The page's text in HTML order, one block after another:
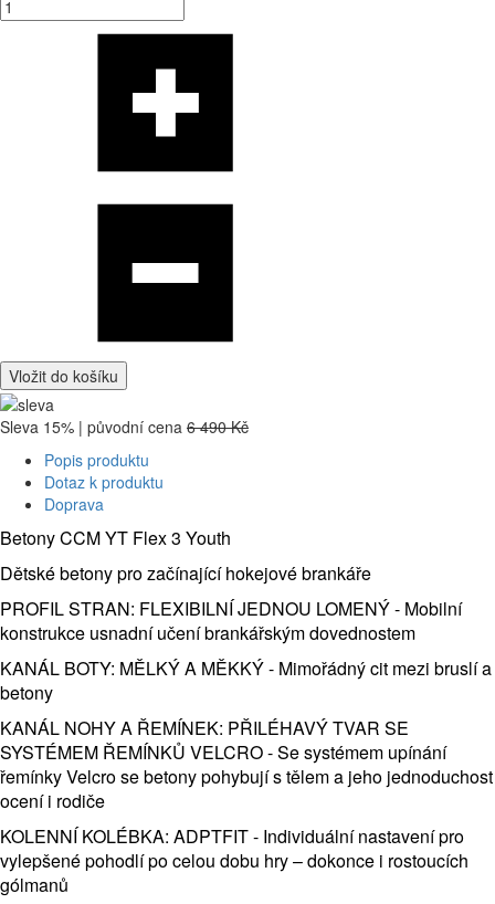
Vložit do košíku
Sleva 15% | původní cena 6 490 Kč
Popis produktu
Dotaz k produktu
Doprava
Betony CCM YT Flex 3 Youth
Dětské betony pro začínající hokejové brankáře
PROFIL STRAN: FLEXIBILNÍ JEDNOU LOMENÝ - Mobilní
konstrukce usnadní učení brankářským dovednostem
KANÁL BOTY: MĚLKÝ A MĚKKÝ - Mimořádný cit mezi bruslí a
betony
KANÁL NOHY A ŘEMÍNEK: PŘILÉHAVÝ TVAR SE
SYSTÉMEM ŘEMÍNKŮ VELCRO - Se systémem upínání
řemínky Velcro se betony pohybují s tělem a jeho jednoduchost
ocení i rodiče
KOLENNÍ KOLÉBKA: ADPTFIT - Individuální nastavení pro
vylepšené pohodlí po celou dobu hry – dokonce i rostoucích
gólmanů